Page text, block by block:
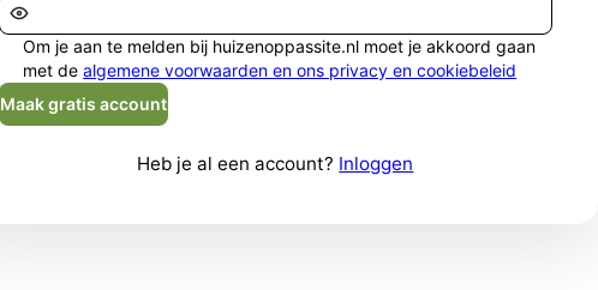
Om je aan te melden bij huizenoppassite.nl moet je akkoord gaan
met de algemene voorwaarden en ons privacy en cookiebeleid
Maak gratis account
Heb je al een account? Inloggen